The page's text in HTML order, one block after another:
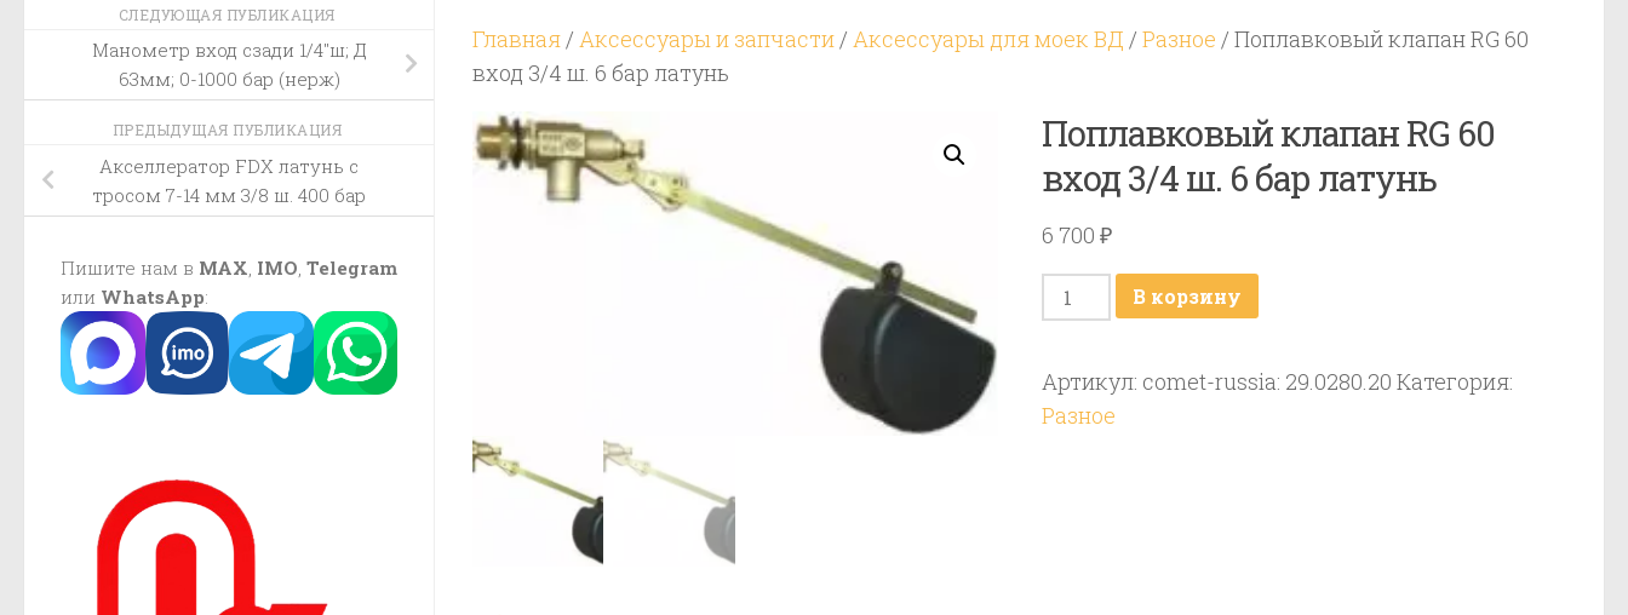
Главная / Аксессуары и запчасти / Аксессуары для моек ВД / Разное / Поплавковый клапан RG 60
вход 3/4 ш. 6 бар латунь
Поплавковый клапан RG 60
вход 3/4 ш. 6 бар латунь
6 700₽
Количество
товара
клапан
RG
В корзину
Артикул: comet-russia: 29.0280.20 Категория:
Разное
СЛЕДУЮЩАЯ ПУБЛИКАЦИЯ
Манометр вход сзади 1/4″ш; Д
63мм; 0-1000 бар (нерж)
ПРЕДЫДУЩАЯ ПУБЛИКАЦИЯ
Акселлератор FDX латунь с
тросом 7-14 мм 3/8 ш. 400 бар
Пишите нам в MAX IMO Telegram
или WhatsApp: